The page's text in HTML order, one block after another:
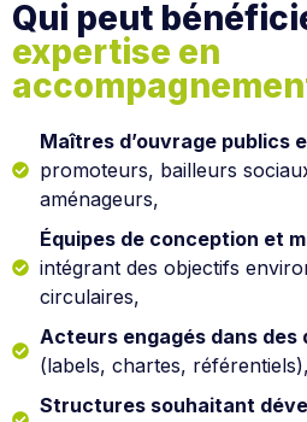
Qui peut
expertise en
Maîtres d’ouvrage publics
promoteurs, bailleurs
aménageurs,
Équipes de conception et
intégrant des objectifs
circulaires,
Acteurs engagés dans des
(labels, chartes, référentiels),
Structures souhaitant